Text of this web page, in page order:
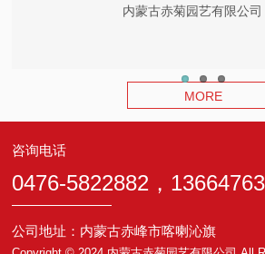
内蒙古赤菊园艺有限公司
MORE
咨询电话
0476-5822882，
公司地址：内蒙古赤峰市喀喇沁旗